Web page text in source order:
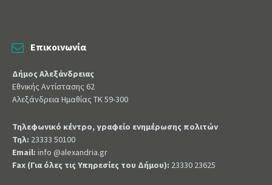
Επικοινωνία
Δήμος Αλεξάνδρειας
Εθνικής Αντίστασης 62
Αλεξάνδρεια Ημαθίας ΤΚ 59-300
Τηλεφωνικό κέντρο, γραφείο ενημέρωσης πολιτών
Τηλ: 23333 50100
Email: info @alexandria.gr
Fax (Για όλες τις Υπηρεσίες του Δήμου): 23330 23625